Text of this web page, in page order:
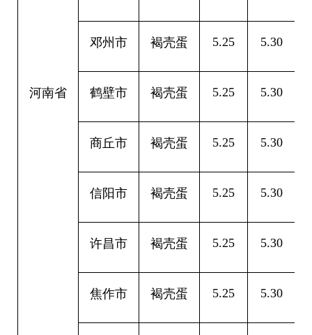
河南省
邓州市 褐壳蛋 5.25 5.30
鹤壁市 褐壳蛋 5.25 5.30
商丘市 褐壳蛋 5.25 5.30
信阳市 褐壳蛋 5.25 5.30
许昌市 褐壳蛋 5.25 5.30
焦作市 褐壳蛋 5.25 5.30